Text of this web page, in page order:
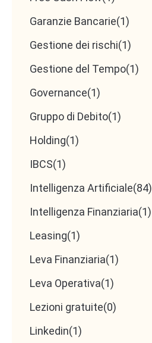
Garanzie Bancarie(1)
Gestione dei rischi(1)
Gestione del Tempo(1)
Governance(1)
Gruppo di Debito(1)
Holding(1)
IBCS(1)
Intelligenza Artificiale(84)
Intelligenza Finanziaria(1)
Leasing(1)
Leva Finanziaria(1)
Leva Operativa(1)
Lezioni gratuite(0)
Linkedin(1)